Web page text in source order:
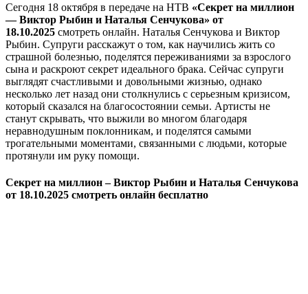
Сегодня 18 октября в передаче на НТВ «Секрет на миллион
— Виктор Рыбин и Наталья Сенчукова» от
18.10.2025 смотреть онлайн. Наталья Сенчукова и Виктор
Рыбин. Супруги расскажут о том, как научились жить со
страшной болезнью, поделятся переживаниями за взрослого
сына и раскроют секрет идеального брака. Сейчас супруги
выглядят счастливыми и довольными жизнью, однако
несколько лет назад они столкнулись с серьезным кризисом,
который сказался на благосостоянии семьи. Артисты не
станут скрывать, что выжили во многом благодаря
неравнодушным поклонникам, и поделятся самыми
трогательными моментами, связанными с людьми, которые
протянули им руку помощи.
Секрет на миллион – Виктор Рыбин и Наталья Сенчукова
от 18.10.2025 смотреть онлайн бесплатно